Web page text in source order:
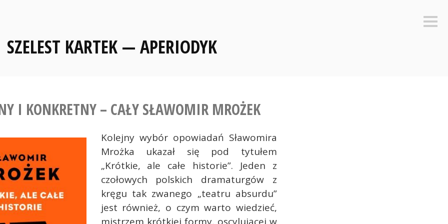
SZELEST KARTEK — APERIODYK
I KONKRETNY – CAŁY SŁAWOMIR MROŻEK
Kolejny wybór opowiadań Sławomira
Mrożka ukazał się pod tytułem
„Krótkie, ale całe historie”. Jeden z
czołowych polskich dramaturgów z
kręgu tak zwanego „teatru absurdu”
jest również, o czym warto wiedzieć,
mistrzem krótkiej formy, oscylującej w